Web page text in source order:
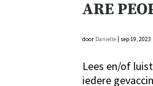
ARE
door Danielle sep 19, 2023
Lees en/of
iedere